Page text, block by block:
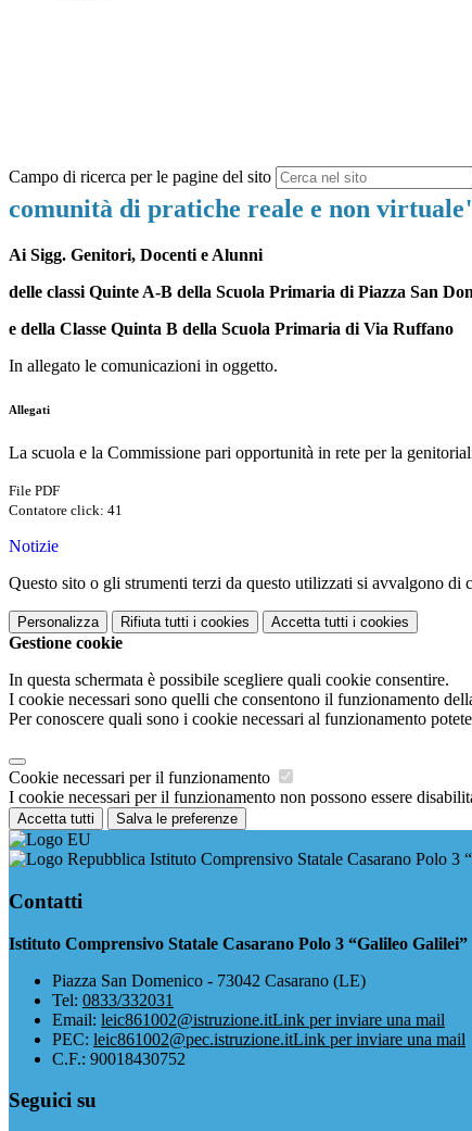
Campo di ricerca per le pagine del sito
comunità di pratiche reale e non
Ai Sigg. Genitori, Docenti e Alunni
delle classi Quinte A-B della Scuola Primaria di Piazza San
e della Classe Quinta B della Scuola Primaria di Via Ruffano
In allegato le comunicazioni in oggetto.
Allegati
La scuola e la Commissione pari opportunità in rete per la
File PDF
Contatore click: 41
Notizie
Questo sito o gli strumenti terzi da questo utilizzati si avvalgono
Personalizza Rifiuta tutti i cookies Accetta tutti i cookies
Gestione cookie
In questa schermata è possibile scegliere quali cookie consentire.
I cookie necessari sono quelli che consentono il funzionamento
Per conoscere quali sono i cookie necessari al funzionamento
Cookie necessari per il funzionamento
I cookie necessari per il funzionamento non possono essere
Accetta tutti Salva le preferenze
Istituto Comprensivo Statale Casarano Polo 3
Contatti
Istituto Comprensivo Statale Casarano Polo 3 “Galileo Galilei”
Piazza San Domenico - 73042 Casarano (LE)
Tel: 0833/332031
Email: leic861002@istruzione.itLink per inviare una mail
PEC: leic861002@pec.istruzione.itLink per inviare una mail
C.F.: 90018430752
Seguici su